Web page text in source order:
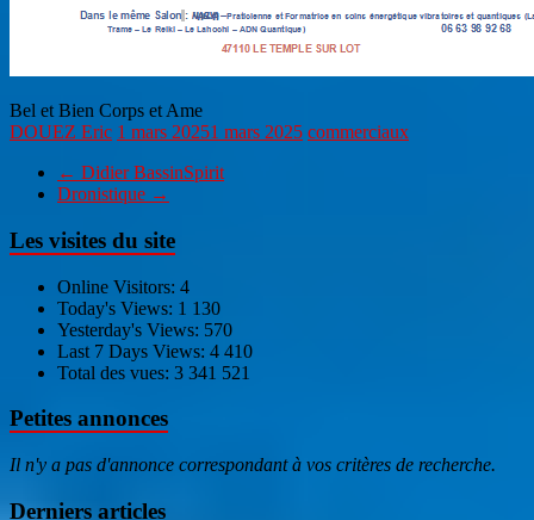
Bel et Bien Corps et Ame
DOUEZ Eric 1 mars 20251 mars 2025 commerciaux
← Didier BassinSpirit
Dronistique →
Les visites du site
Online Visitors: 4
Today's Views: 1 130
Yesterday's Views: 570
Last 7 Days Views: 4 410
Total des vues: 3 341 521
Petites annonces
Il n'y a pas d'annonce correspondant à vos critères de recherche.
Derniers articles